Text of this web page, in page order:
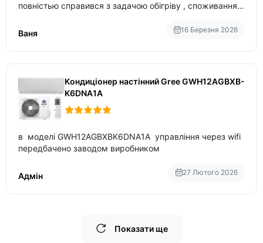
повністью справився з задачою обігріву , споживання
температури
Ваня 16 Березня 2026
Кондиціонер настінний Gree GWH12AGBXB-
K6DNA1A
в моделі GWH12AGBXBK6DNA1A управління через wifi
передбачено заводом виробником
Адмін 27 Лютого 2026
Показати ще